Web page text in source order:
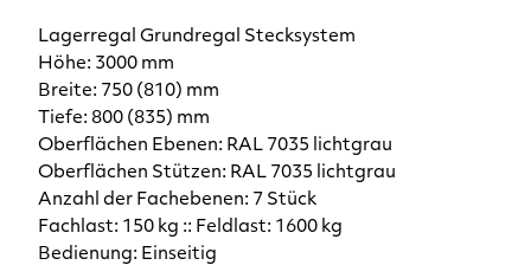
Lagerregal Grundregal Stecksystem
Höhe: 3000 mm
Breite: 750 (810) mm
Tiefe: 800 (835) mm
Oberflächen Ebenen: RAL 7035 lichtgrau
Oberflächen Stützen: RAL 7035 lichtgrau
Anzahl der Fachebenen: 7 Stück
Fachlast: 150 kg :: Feldlast: 1600 kg
Bedienung: Einseitig